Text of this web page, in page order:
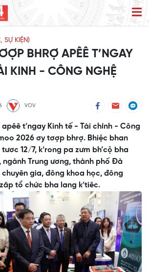
SỰ KIỆN)
BHRỢ APÊÊ T’NGAY
KINH - CÔNG NGHỆ
VOV
apêê t’ngay Kinh tế - Tài chính - Công
2026 ơy tơợp bhrợ. Bhiệc bhan
12/7, k’rong pa zưm bh’cộ bha
ngành Trung ương, thành phố Đà
gia, đông khoa học, đông
tổ chức bha lang k’tiêc.